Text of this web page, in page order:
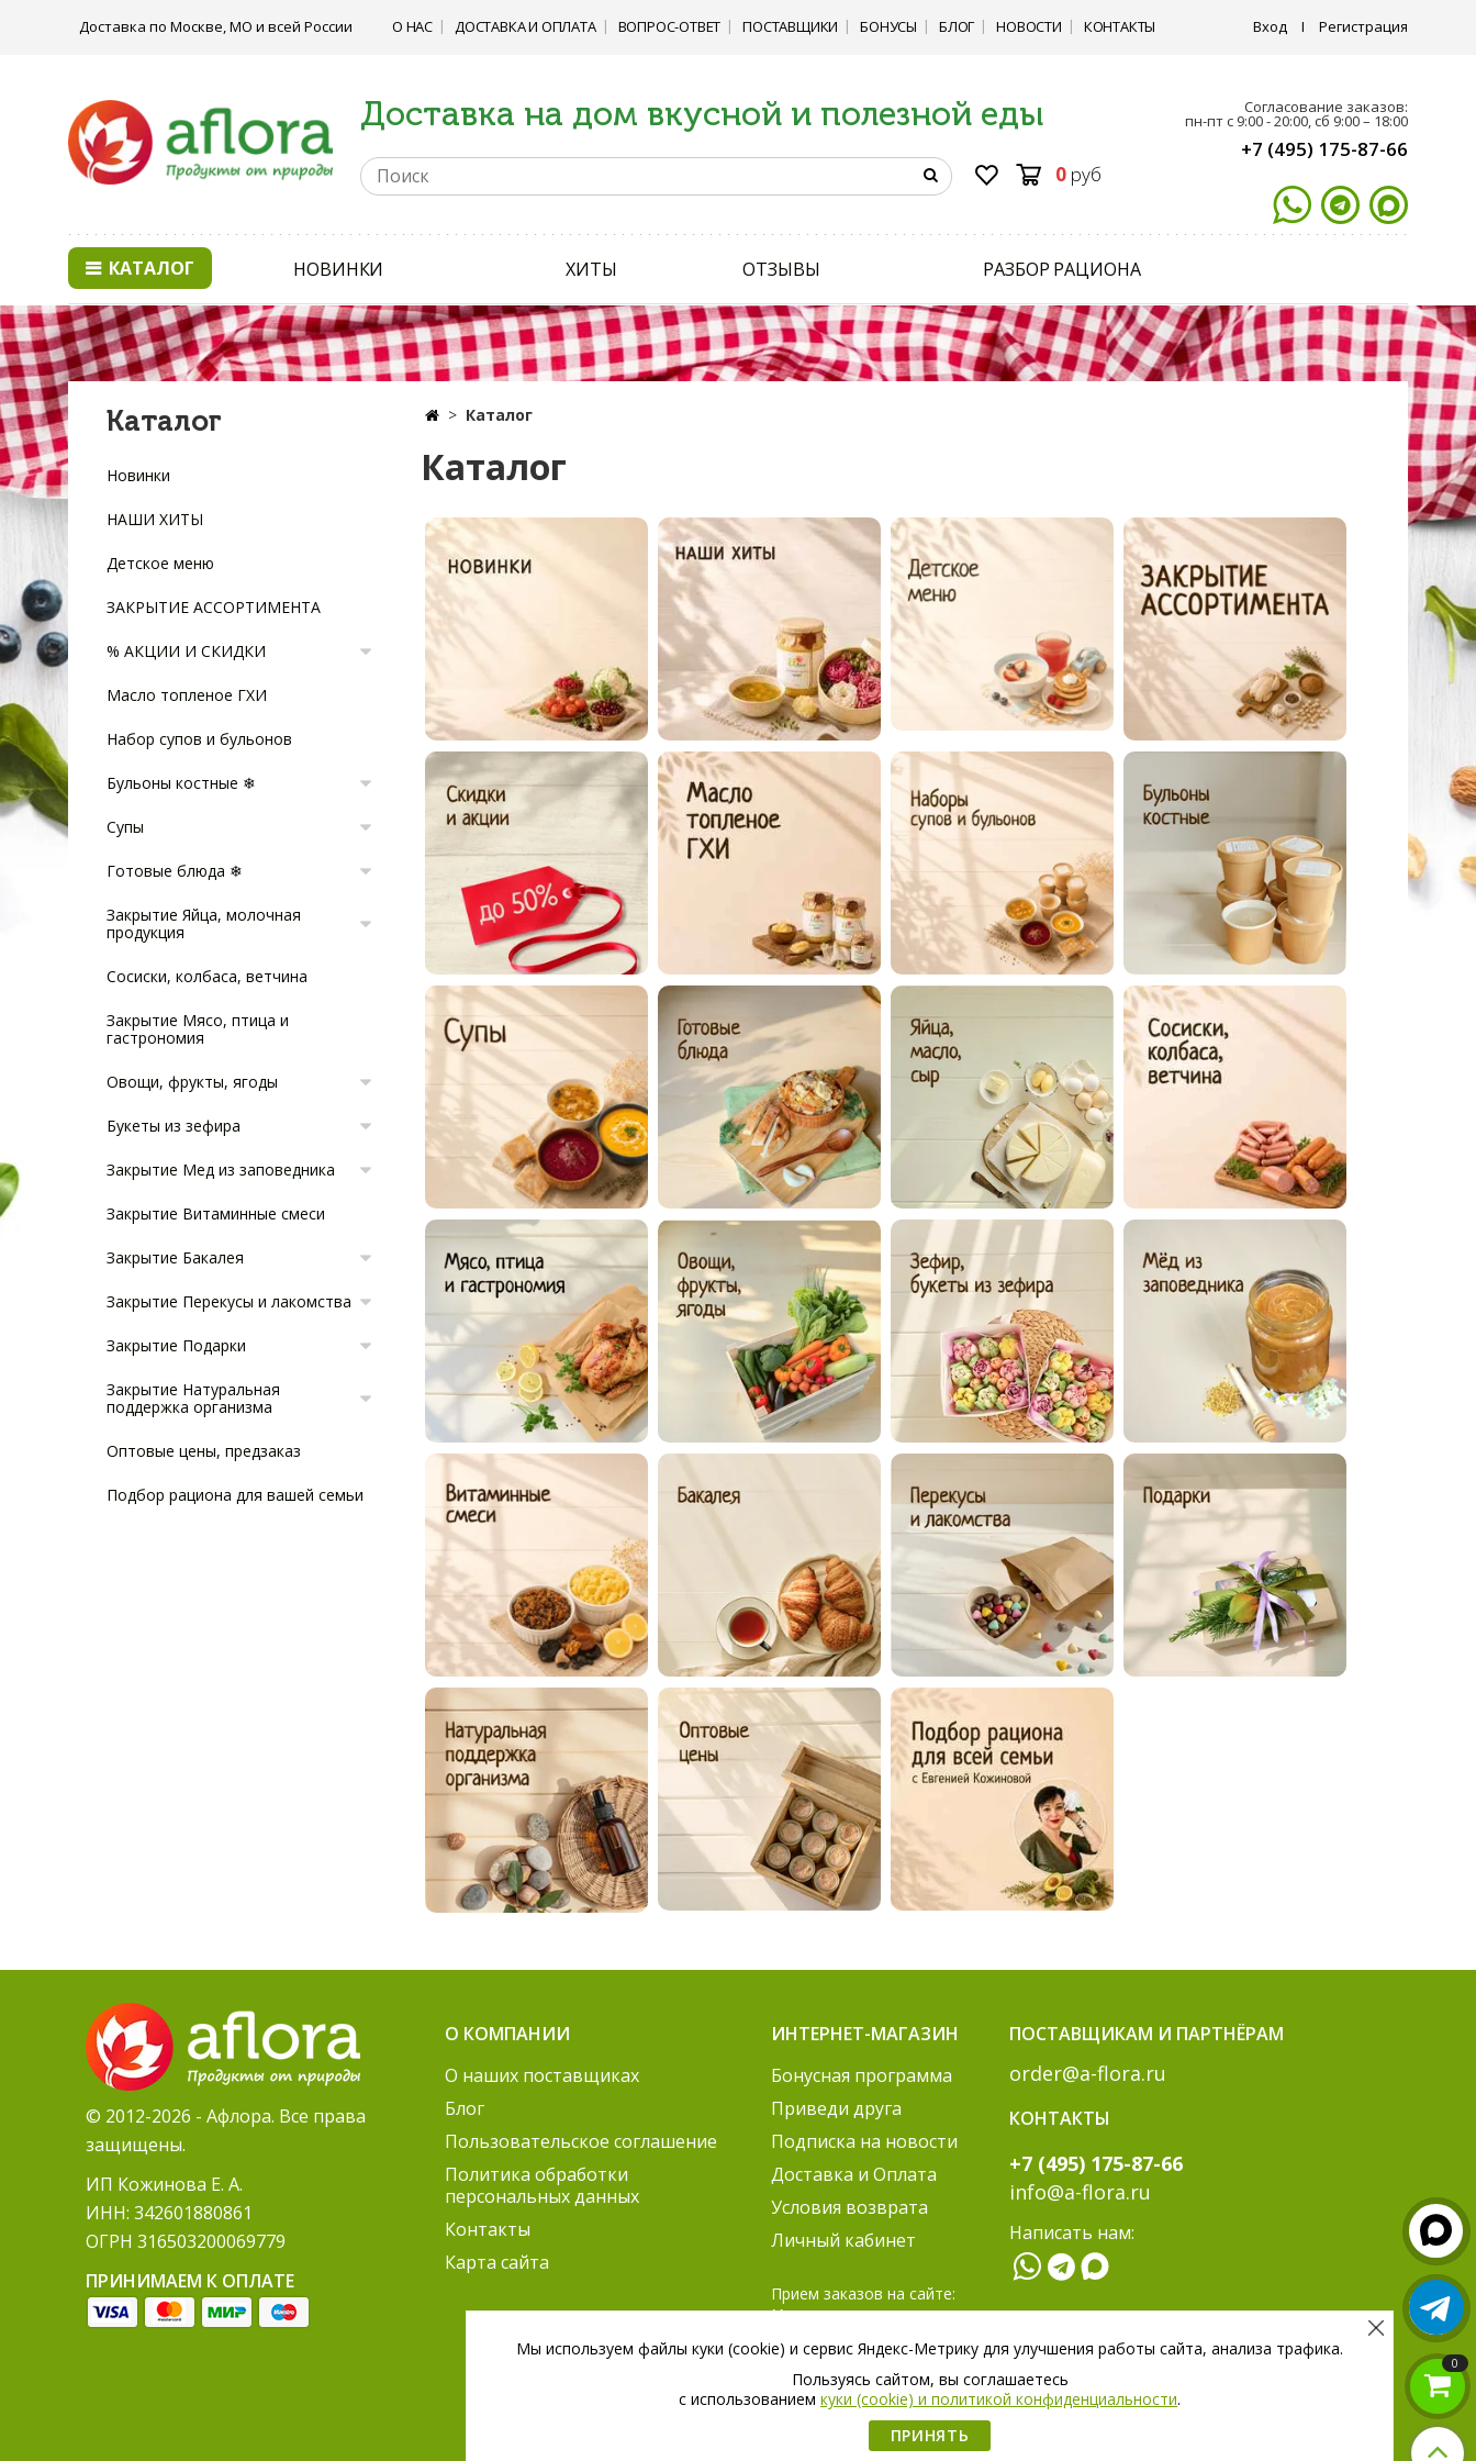
Доставка по Москве, МО и всей России О НАС ДОСТАВКА И ОПЛАТА ВОПРОС-ОТВЕТ ПОСТАВЩИКИ БОНУСЫ БЛОГ НОВОСТИ КОНТАКТЫ Вход I Регистрация
Доставка на дом вкусной и полезной еды
0 руб
Согласование заказов:
пн-пт с 9:00 - 20:00, сб 9:00 – 18:00
+7 (495) 175-87-66
КАТАЛОГ НОВИНКИ ХИТЫ ОТЗЫВЫ РАЗБОР РАЦИОНА
Каталог
Каталог
Каталог
Новинки
НАШИ ХИТЫ
Детское меню
ЗАКРЫТИЕ АССОРТИМЕНТА
% АКЦИИ И СКИДКИ
Масло топленое ГХИ
Набор супов и бульонов
Бульоны костные ❄
Супы
Готовые блюда ❄
Закрытие Яйца, молочная
продукция
Сосиски, колбаса, ветчина
Закрытие Мясо, птица и
гастрономия
Овощи, фрукты, ягоды
Букеты из зефира
Закрытие Мед из заповедника
Закрытие Витаминные смеси
Закрытие Бакалея
Закрытие Перекусы и лакомства
Закрытие Подарки
Закрытие Натуральная
поддержка организма
Оптовые цены, предзаказ
Подбор рациона для вашей семьи
© 2012-2026 - Афлора. Все права
защищены.
ИП Кожинова Е. А.
ИНН: 342601880861
ОГРН 316503200069779
ПРИНИМАЕМ К ОПЛАТЕ
О КОМПАНИИ
О наших поставщиках
Блог
Пользовательское соглашение
Политика обработки
персональных данных
Контакты
Карта сайта
ИНТЕРНЕТ-МАГАЗИН
Бонусная программа
Приведи друга
Подписка на новости
Доставка и Оплата
Условия возврата
Личный кабинет
Прием заказов на сайте:
Круглосуточно
Согласование заказов:
ПН-ПТ 9:00 – 21:00
СБ 9:00 – 18:00
ПОСТАВЩИКАМ И ПАРТНЁРАМ
order@a-flora.ru
КОНТАКТЫ
+7 (495) 175-87-66
info@a-flora.ru
Написать нам:
0
Мы используем файлы куки (cookie) и сервис Яндекс-Метрику для улучшения работы сайта, анализа трафика.
Пользуясь сайтом, вы соглашаетесь
c использованием куки (cookie) и политикой конфиденциальности.
ПРИНЯТЬ